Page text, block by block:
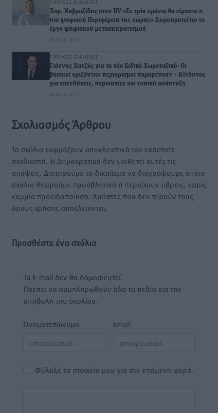
ΤΟΠΙΚΈΣ ΕΙΔΉΣΕΙΣ
Χαρ. Ναβροζίδης στον RV «Σε τρία χρόνια θα είμαστε η
πιο ψηφιακή Περιφέρεια της χώρας» Δημοπρατείται το
έργο ψηφιακού μετασχηματισμού
08.08.26 · 18:37
ΤΟΠΙΚΈΣ ΕΙΔΉΣΕΙΣ
Γιάννης Χατζής για το νέο Ειδικό Χωροταξικό: Οι
βασικοί οριζόντιοι περιορισμοί παραμένουν – Κίνδυνος
για επενδύσεις, περιουσίες και τοπική ανάπτυξη
Σχολιασμός Άρθρου
Τα σχόλια εκφράζουν αποκλειστικά τον εκάστοτε
σχολιαστή. Η Δημοκρατική δεν υιοθετεί αυτές τις
απόψεις. Διατηρούμε το δικαίωμα να διαγράψουμε όποια
σχόλια θεωρούμε προσβλητικά ή περιέχουν ύβρεις, χωρίς
καμμία προειδοποίηση. Χρήστες που δεν τηρούν τους
όρους χρήσης αποκλείονται.
Προσθέστε ένα σχόλιο
Το E-mail δεν θα δημοσιευτεί.
Πρέπει να συμπληρωθούν όλα τα πεδία για την
υποβολή του σχολίου.
Όνοματεπώνυμο Email
Φύλαξε τα στοιχεία μου για την επόμενη φορά.